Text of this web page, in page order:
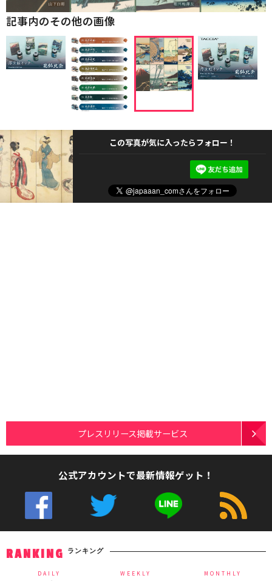
記事内のその他の画像
この写真が気に入ったらフォロー！
プレスリリース掲載サービス
公式アカウントで最新情報ゲット！
RANKING ランキング
DAILY WEEKLY MONTHLY